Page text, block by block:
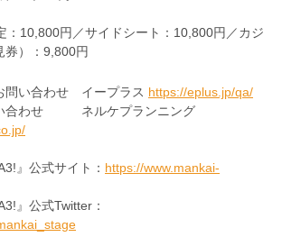
円／サイドシート：10,800円／カジ
券）：9,800円
問い合わせ イープラス https://eplus.jp/qa/
い合わせ ネルケプランニング
』公式サイト： https://www.mankai-
』公式Twitter：